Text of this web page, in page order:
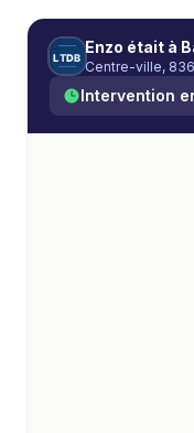
LTDB
Enzo était à
Centre-ville,
Intervention